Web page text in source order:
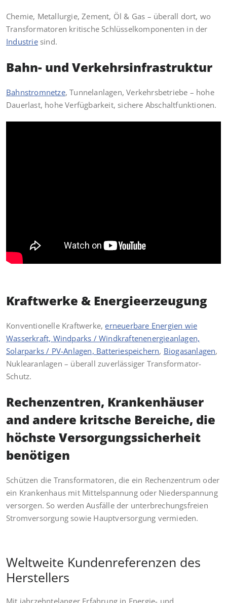
Chemie, Metallurgie, Zement, Öl & Gas – überall dort, wo
Transformatoren kritische Schlüsselkomponenten in der
Industriesind.
Bahn- und Verkehrsinfrastruktur
Bahnstromnetze, Tunnelanlagen, Verkehrsbetriebe – hohe
Dauerlast, hohe Verfügbarkeit, sichere Abschaltfunktionen.
Kraftwerke & Energieerzeugung
Konventionelle Kraftwerke,erneuerbare Energien wie
Wasserkraft, Windparks / Windkraftenenergieanlagen,
Solarparks / PV-Anlagen, Batteriespeichern, Biogasanlagen,
Nuklearanlagen – überall zuverlässiger Transformator-
Schutz.
Rechenzentren, Krankenhäuser
and andere kritsche Bereiche, die
höchste Versorgungssicherheit
benötigen
Schützen die Transformatoren, die ein Rechenzentrum oder
ein Krankenhaus mit Mittelspannung oder Niederspannung
versorgen. So werden Ausfälle der unterbrechungsfreien
Stromversorgung sowie Hauptversorgung vermieden.
Weltweite Kundenreferenzen des
Herstellers
Mit jahrzehntelanger Erfahrung in Energie- und